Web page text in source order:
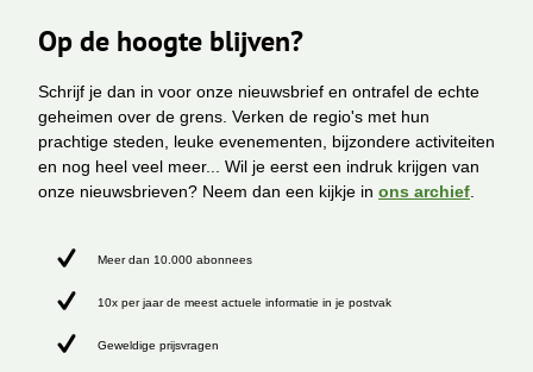
Op de hoogte blijven?
Schrijf je dan in voor onze nieuwsbrief en ontrafel de echte
geheimen over de grens. Verken de regio's met hun
prachtige steden, leuke evenementen, bijzondere activiteiten
en nog heel veel meer... Wil je eerst een indruk krijgen van
onze nieuwsbrieven? Neem dan een kijkje in ons archief.
Meer dan 10.000 abonnees
10x per jaar de meest actuele informatie in je postvak
Geweldige prijsvragen